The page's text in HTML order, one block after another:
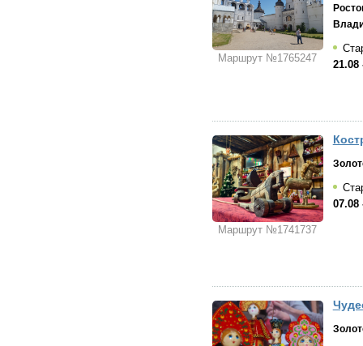
Маршрут №1765247
21.08
Маршрут №1741737
07.08